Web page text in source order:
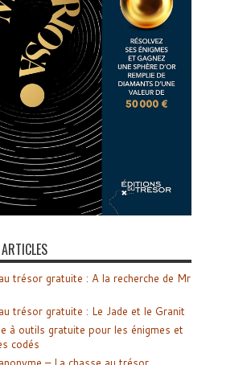
trésor gratuite : A la recherche de Mr
trésor gratuite : Le Jade et le Granit
à outils gratuite pour les énigmes et
codés